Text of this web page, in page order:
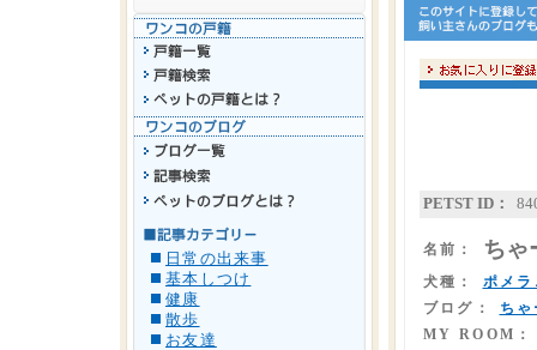
日常の出来事
基本しつけ
健康
散歩
お友達
PETST ID：
名前： ちゃ
犬種：
ポメ
ブログ：
ち
MY ROOM：